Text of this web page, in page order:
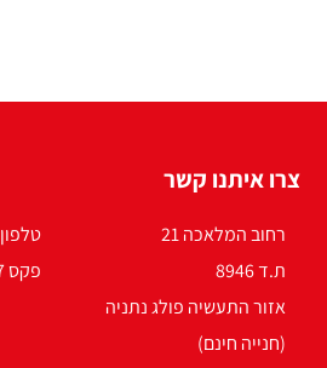
צרו איתנו קשר
רחוב המלאכה 21
ת.ד 8946
אזור התעשיה פולג נתניה
(חנייה חינם)
טלפון 09-3740111
פקס 09-8328367